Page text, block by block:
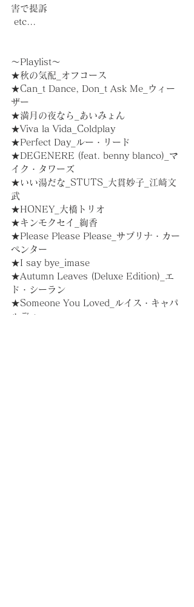
害で提訴
etc...
～Playlist～
★秋の気配_オフコース
★Can_t Dance, Don_t Ask Me_ウィー
ザー
★満月の夜なら_あいみょん
★Viva la Vida_Coldplay
★Perfect Day_ルー・リード
★DEGENERE (feat. benny blanco)_マ
イク・タワーズ
★いい湯だな_STUTS_大貫妙子_江崎文
武
★HONEY_大橋トリオ
★キンモクセイ_絢香
★Please Please Please_サブリナ・カー
ペンター
★I say bye_imase
★Autumn Leaves (Deluxe Edition)_エ
ド・シーラン
★Someone You Loved_ルイス・キャパ
ルディ